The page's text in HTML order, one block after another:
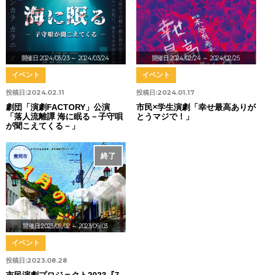
開催日:2024/03/23～ 2024/03/24
投稿日:2024.02.11
イベント
劇団「演劇FACTORY」公演
「落人流離譚 海に眠る－子守唄
が聞こえてくる－」
開催日:2024/02/24 ～ 2024/02/25
投稿日:2024.01.17
イベント
市民×学生演劇「幸せ最高ありが
とうマジで！」
開催日:2023/09/02～ 2023/09/03
終了
豊岡市
投稿日:2023.08.28
イベント